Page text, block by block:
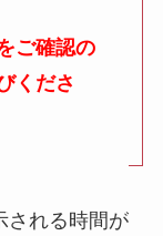
ご確認の
くださ
される時間が